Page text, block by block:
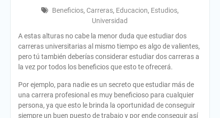
Beneficios, Carreras, Educacion, Estudios,
Universidad
A estas alturas no cabe la menor duda que estudiar dos
carreras universitarias al mismo tiempo es algo de valientes,
pero tú también deberías considerar estudiar dos carreras a
la vez por todos los beneficios que esto te ofrecerá.
Por ejemplo, para nadie es un secreto que estudiar más de
una carrera profesional es muy beneficioso para cualquier
persona, ya que esto le brinda la oportunidad de conseguir
siempre un buen puesto de trabajo y por ende conseguir así